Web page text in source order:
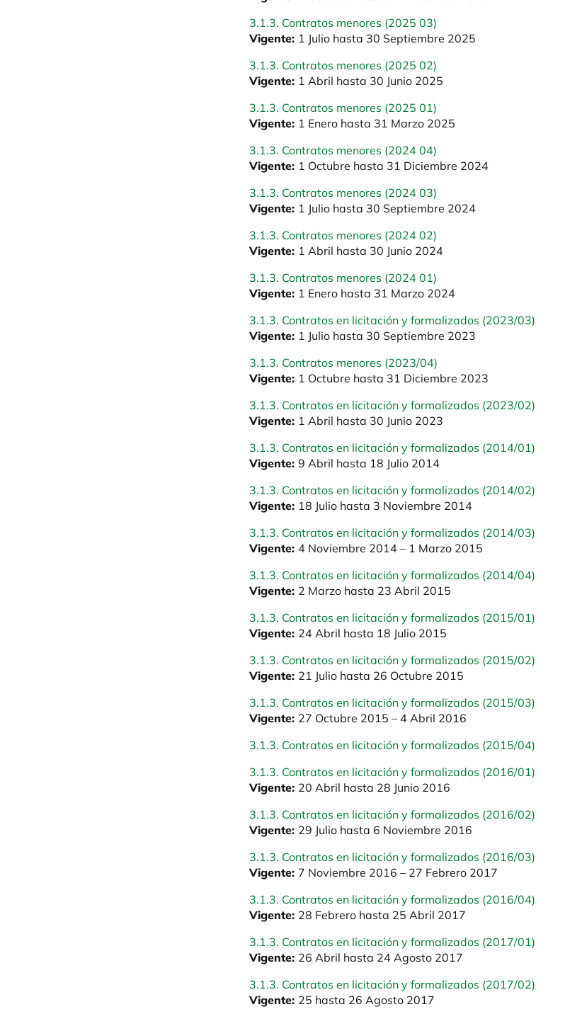
3.1.3. Contratos menores (2025 03)
Vigente: 1 Julio hasta 30 Septiembre 2025
3.1.3. Contratos menores (2025 02)
Vigente: 1 Abril hasta 30 Junio 2025
3.1.3. Contratos menores (2025 01)
Vigente: 1 Enero hasta 31 Marzo 2025
3.1.3. Contratos menores (2024 04)
Vigente: 1 Octubre hasta 31 Diciembre 2024
3.1.3. Contratos menores (2024 03)
Vigente: 1 Julio hasta 30 Septiembre 2024
3.1.3. Contratos menores (2024 02)
Vigente: 1 Abril hasta 30 Junio 2024
3.1.3. Contratos menores (2024 01)
Vigente: 1 Enero hasta 31 Marzo 2024
3.1.3. Contratos en licitación y formalizados (2023/03)
Vigente: 1 Julio hasta 30 Septiembre 2023
3.1.3. Contratos menores (2023/04)
Vigente: 1 Octubre hasta 31 Diciembre 2023
3.1.3. Contratos en licitación y formalizados (2023/02)
Vigente: 1 Abril hasta 30 Junio 2023
3.1.3. Contratos en licitación y formalizados (2014/01)
Vigente: 9 Abril hasta 18 Julio 2014
3.1.3. Contratos en licitación y formalizados (2014/02)
Vigente: 18 Julio hasta 3 Noviembre 2014
3.1.3. Contratos en licitación y formalizados (2014/03)
Vigente: 4 Noviembre 2014 – 1 Marzo 2015
3.1.3. Contratos en licitación y formalizados (2014/04)
Vigente: 2 Marzo hasta 23 Abril 2015
3.1.3. Contratos en licitación y formalizados (2015/01)
Vigente: 24 Abril hasta 18 Julio 2015
3.1.3. Contratos en licitación y formalizados (2015/02)
Vigente: 21 Julio hasta 26 Octubre 2015
3.1.3. Contratos en licitación y formalizados (2015/03)
Vigente: 27 Octubre 2015 – 4 Abril 2016
3.1.3. Contratos en licitación y formalizados (2015/04)
3.1.3. Contratos en licitación y formalizados (2016/01)
Vigente: 20 Abril hasta 28 Junio 2016
3.1.3. Contratos en licitación y formalizados (2016/02)
Vigente: 29 Julio hasta 6 Noviembre 2016
3.1.3. Contratos en licitación y formalizados (2016/03)
Vigente: 7 Noviembre 2016 – 27 Febrero 2017
3.1.3. Contratos en licitación y formalizados (2016/04)
Vigente: 28 Febrero hasta 25 Abril 2017
3.1.3. Contratos en licitación y formalizados (2017/01)
Vigente: 26 Abril hasta 24 Agosto 2017
3.1.3. Contratos en licitación y formalizados (2017/02)
Vigente: 25 hasta 26 Agosto 2017